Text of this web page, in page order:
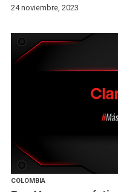
24 noviembre, 2023
COLOMBIA